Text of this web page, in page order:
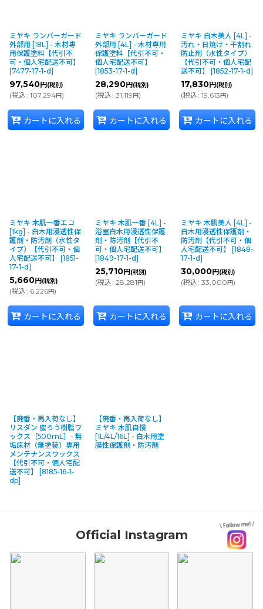
ミヤキ ランバーガード
外部用 [18L] - 木材専
用保護塗料【代引不
可・個人宅配送不可】
[7477-17-1-d]
97,540円 (税別)
(税込: 107,294円)
カートに入れる
ミヤキ ランバーガード
外部用 [4L] - 木材専用
保護塗料【代引不可・
個人宅配送不可】
[1853-17-1-d]
28,290円 (税別)
(税込: 31,119円)
カートに入れる
ミヤキ 白木美人 [4L] -
汚れ・日焼け・干割れ
防止剤（水性タイプ）
【代引不可・個人宅配
送不可】
[1852-17-1-d]
17,830円 (税別)
(税込: 19,613円)
カートに入れる
ミヤキ 木肌一番エコ
[1kg] - 白木用浸透性保
護剤・防汚剤（水性タ
イプ）【代引不可・個
人宅配送不可】
[1851-
17-1-d]
5,660円 (税別)
(税込: 6,226円)
カートに入れる
ミヤキ 木肌一番 [4L] -
浴室白木用浸透性保護
剤・防汚剤【代引不
可・個人宅配送不可】
[1849-17-1-d]
25,710円 (税別)
(税込: 28,281円)
カートに入れる
ミヤキ 木肌美人 [4L] -
白木用浸透性保護剤・
防汚剤【代引不可・個
人宅配送不可】
[1848-
17-1-d]
30,000円 (税別)
(税込: 33,000円)
カートに入れる
【廃番・再入荷なし】
リスダン 蜜ろう樹脂ワ
ックス［500mL］- 無
垢床材（無塗装）専用
メンテナンスワックス
【代引不可・個人宅配
送不可】
[8185-16-1-
dp]
【廃番・再入荷なし】
ミヤキ 木肌自慢
[1L/4L/16L] - 白木用塗
膜性保護剤・防汚剤
Official Instagram